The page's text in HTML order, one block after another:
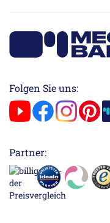
Folgen Sie uns:
Partner: